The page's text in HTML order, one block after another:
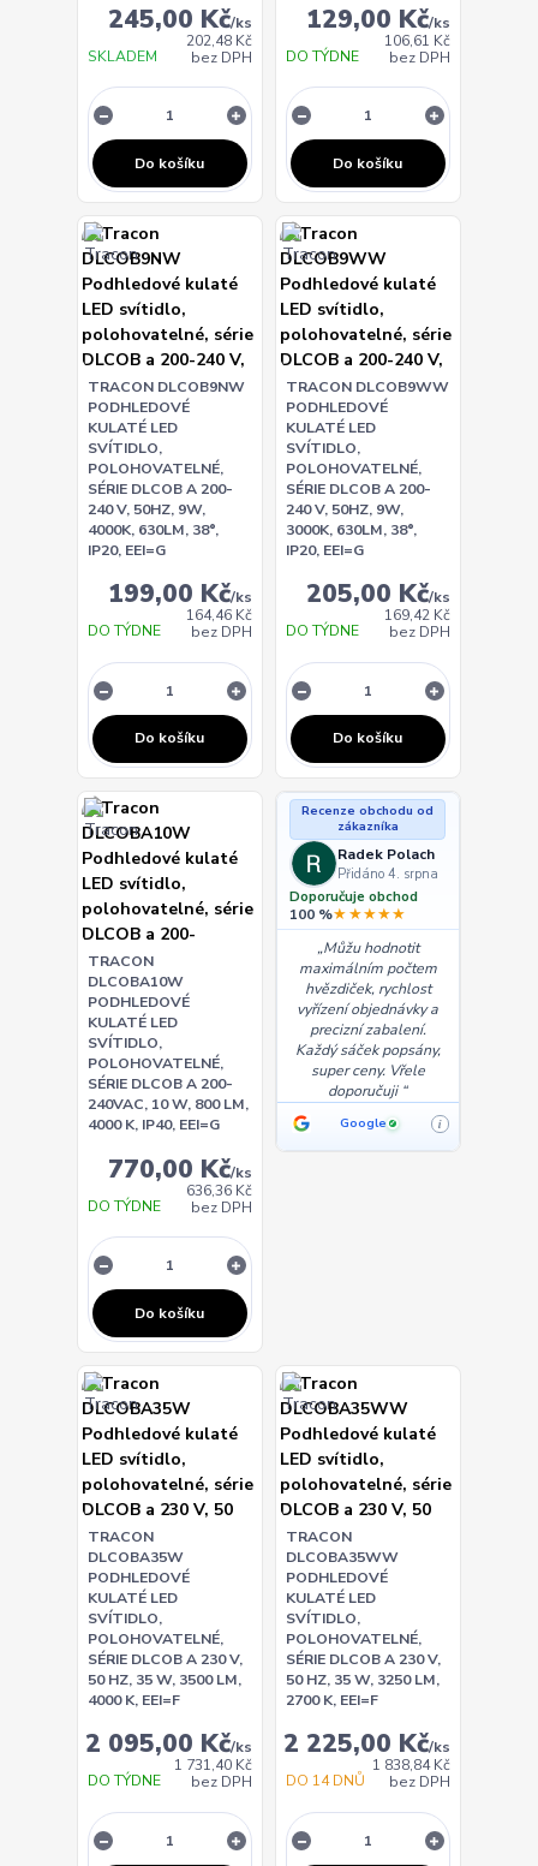
245,00 Kč/ks
202,48 Kč
bez DPH
SKLADEM
Do košíku
129,00 Kč/ks
106,61 Kč
bez DPH
DO TÝDNE
Do košíku
TRACON DLCOB9NW
PODHLEDOVÉ
KULATÉ LED
SVÍTIDLO,
POLOHOVATELNÉ,
SÉRIE DLCOB A 200-
240 V, 50HZ, 9W,
4000K, 630LM, 38°,
IP20, EEI=G
199,00 Kč/ks
164,46 Kč
bez DPH
DO TÝDNE
Do košíku
TRACON DLCOB9WW
PODHLEDOVÉ
KULATÉ LED
SVÍTIDLO,
POLOHOVATELNÉ,
SÉRIE DLCOB A 200-
240 V, 50HZ, 9W,
3000K, 630LM, 38°,
IP20, EEI=G
205,00 Kč/ks
169,42 Kč
bez DPH
DO TÝDNE
Do košíku
TRACON
DLCOBA10W
PODHLEDOVÉ
KULATÉ LED
SVÍTIDLO,
POLOHOVATELNÉ,
SÉRIE DLCOB A 200-
240VAC, 10 W, 800 LM,
4000 K, IP40, EEI=G
770,00 Kč/ks
636,36 Kč
bez DPH
DO TÝDNE
Do košíku
Recenze obchodu od
zákazníka
Radek Polach
Přidáno 4. srpna
Doporučuje obchod
100 %★★★★★
Můžu hodnotit
maximálním počtem
hvězdiček, rychlost
vyřízení objednávky a
precizní zabalení.
Každý sáček popsány,
super ceny. Vřele
doporučuji
Google ✓ i
TRACON
DLCOBA35W
PODHLEDOVÉ
KULATÉ LED
SVÍTIDLO,
POLOHOVATELNÉ,
SÉRIE DLCOB A 230 V,
50 HZ, 35 W, 3500 LM,
4000 K, EEI=F
2 095,00 Kč/ks
1 731,40 Kč
bez DPH
DO TÝDNE
TRACON
DLCOBA35WW
PODHLEDOVÉ
KULATÉ LED
SVÍTIDLO,
POLOHOVATELNÉ,
SÉRIE DLCOB A 230 V,
50 HZ, 35 W, 3250 LM,
2700 K, EEI=F
2 225,00 Kč/ks
1 838,84 Kč
bez DPH
DO 14 DNŮ